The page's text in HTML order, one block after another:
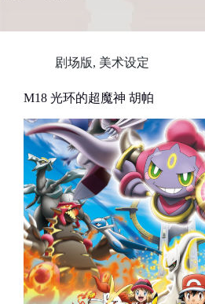
剧场版, 美术设定
M18 光环的超魔神 胡帕